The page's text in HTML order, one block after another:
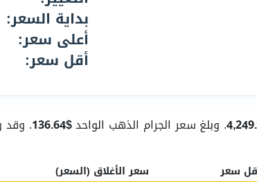
بداية السعر:
أعلى سعر:
أقل سعر:
. وبلغ سعر الجرام الذهب الواحد$136.64 . وقد
سعر سعر الأغلاق (السعر)